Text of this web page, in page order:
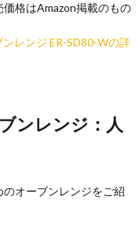
価格はAmazon掲載のもの
レンジ ER-SD80-Wの詳
ンレンジ：人
オーブンレンジをご紹